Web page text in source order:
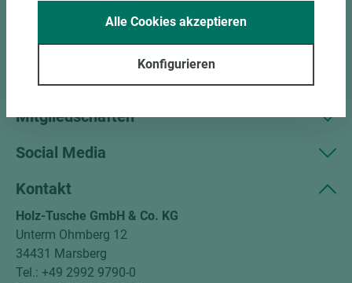
Kundenservice
Unternehmen
Mitgliedschaften
Social Media
Kontakt
Holz-Tusche GmbH & Co. KG
Unterm Ohmberg 12
34431 Marsberg
Tel.: +49 2992 9790-0
Konfigurieren
Alle Cookies akzeptieren